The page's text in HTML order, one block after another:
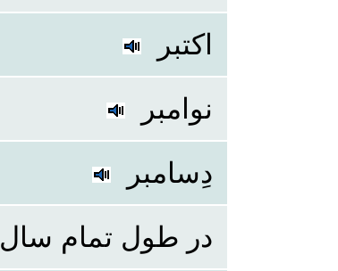
اکتبر
نوامبر
دِسامبر
در طول تمام سال